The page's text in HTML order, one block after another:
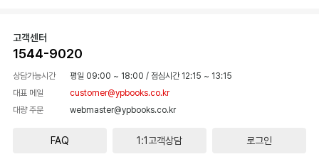
고객센터
1544-9020
상담가능시간 평일 09:00 ~ 18:00 / 점심시간 12:15 ~ 13:15
대표 메일
customer@ypbooks.co.kr
대량 주문
webmaster@ypbooks.co.kr
FAQ 1:1고객상담 로그인